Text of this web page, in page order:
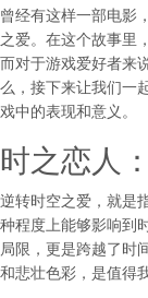
曾经有这样一部电影
之爱。在这个故事里
而对于游戏爱好者来
么，接下来让我们一
戏中的表现和意义。
时之恋人
逆转时空之爱，就是
种程度上能够影响到
局限，更是跨越了时
和悲壮色彩，是值得